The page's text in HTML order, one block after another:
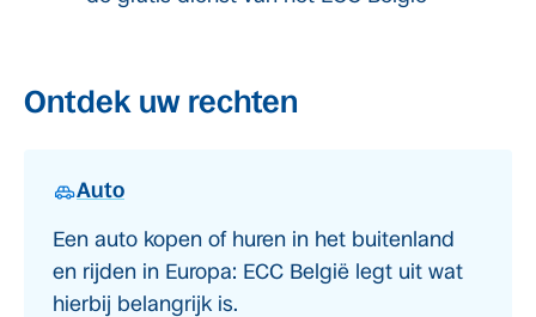
Ontdek uw rechten
Auto
Een auto kopen of huren in het buitenland
en rijden in Europa: ECC België legt uit wat
hierbij belangrijk is.